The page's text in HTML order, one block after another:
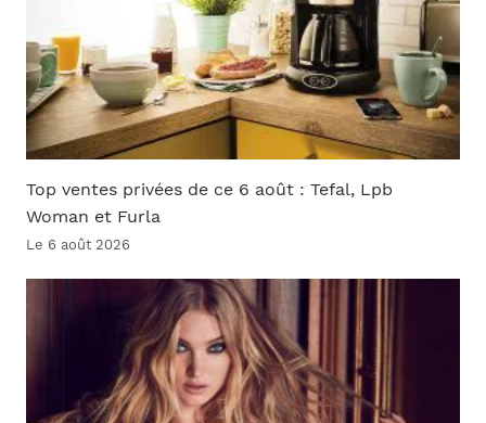
Top ventes privées de ce 6 août : Tefal, Lpb
Woman et Furla
Le 6 août 2026